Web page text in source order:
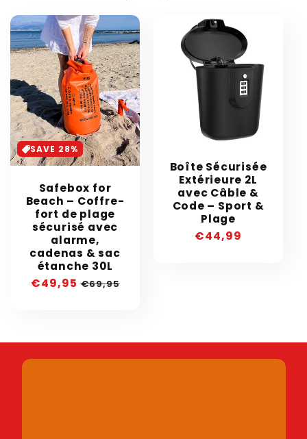
SAVE 28%
Safebox for
Beach – Coffre-
fort de plage
sécurisé avec
alarme,
cadenas & sac
étanche 30L
Prix
€49,95 Prix
€69,95
Boîte Sécurisée
Extérieure 2L
avec Câble &
Code – Sport &
Plage
Prix
€44,99